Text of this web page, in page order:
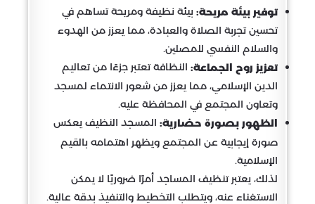
توفير بيئة مريحة: بيئة نظيفة ومريحة تساهم في
تحسين تجربة الصلاة والعبادة، مما يعزز من الهدوء
والسلام النفسي للمصلين.
تعزيز روح الجماعة: النظافة تعتبر جزءًا من تعاليم
الدين الإسلامي، مما يعزز من شعور الانتماء لمسجد
وتعاون المجتمع في المحافظة عليه.
الظهور بصورة حضارية: المسجد النظيف يعكس
صورة إيجابية عن المجتمع ويظهر اهتمامه بالقيم
الإسلامية.
لذلك، يعتبر تنظيف المساجد أمرًا ضروريًا لا يمكن
الاستغناء عنه، ويتطلب التخطيط والتنفيذ بدقة عالية.